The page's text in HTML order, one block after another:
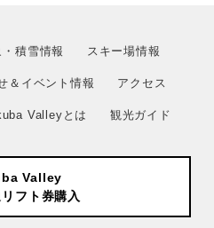
・積雪情報 スキー場情報
＆イベント情報 アクセス
Valleyとは 観光ガイド
Valley
フト券購入